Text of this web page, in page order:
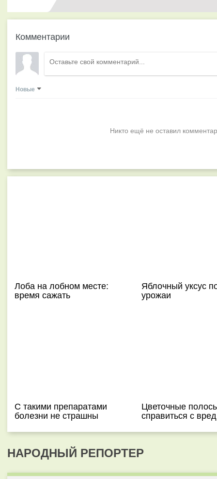
Комментарии
Новые
Никто ещё не оставил
Лоба на лобном месте:
время сажать
Яблочный уксус
урожаи
С такими препаратами
болезни не страшны
Цветочные
справиться с
НАРОДНЫЙ РЕПОРТЕР